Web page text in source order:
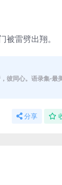
被雷劈出翔。
彼同心。语录集-最
分享